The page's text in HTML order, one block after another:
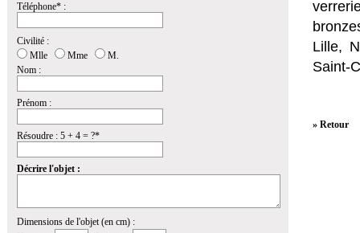
Téléphone* :
Civilité :
Mlle
Mme
M.
Nom :
Prénom :
Résoudre : 5 + 4 = ?*
Décrire l'objet :
Dimensions de l'objet (en cm) :
Lille,
Saint-
» Retour